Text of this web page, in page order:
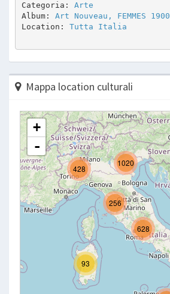
Categoria: Arte
Album: Art Nouveau, FEMMES 1900
Location: Tutta Italia
Mappa location culturali